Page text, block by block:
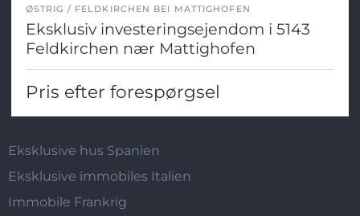
ØSTRIG FELDKIRCHEN BEI MATTIGHOFEN
Eksklusiv investeringsejendom i 5143
Feldkirchen nær Mattighofen
Pris efter forespørgsel
Eksklusive hus Spanien
Eksklusive immobiles Italien
Immobile Frankrig